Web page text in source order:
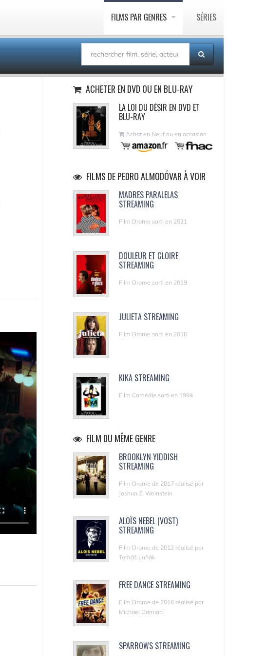
FILMS PAR GENRES SÉRIES
ACHETER EN DVD OU EN BLU-RAY
LA LOI DU DÉSIR EN DVD ET
BLU-RAY
Achat en Neuf ou en occasion
FILMS DE PEDRO ALMODÓVAR À VOIR
MADRES PARALELAS
STREAMING
Film Drame sorti en 2021
DOULEUR ET GLOIRE
STREAMING
Film Drame sorti en 2019
JULIETA STREAMING
Film Drame sorti en 2016
KIKA STREAMING
Film Comédie sorti en 1994
FILM DU MÊME GENRE
BROOKLYN YIDDISH
STREAMING
Film Drame de 2017 réalisé par
Joshua Z. Weinstein
ALOÏS NEBEL (VOST)
STREAMING
Film Drame de 2012 réalisé par
Tomáš Luňák
FREE DANCE STREAMING
Film Drame de 2016 réalisé par
Michael Damian
SPARROWS STREAMING